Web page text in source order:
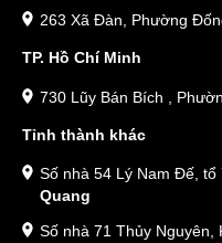
263 Xã Đàn, Phường
TP. Hồ Chí Minh
730 Lũy Bán Bích ,
Tỉnh thành khác
Số nhà 54 Lý Nam Đế, tổ
Quang
Số nhà 71 Thủy Nguyên,